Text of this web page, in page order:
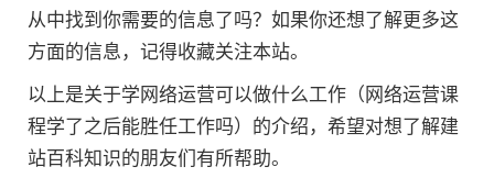
从中找到你需要的信息了吗？如果你还想了解更多这
方面的信息，记得收藏关注本站。
以上是关于学网络运营可以做什么工作（网络运营课
程学了之后能胜任工作吗）的介绍，希望对想了解建
站百科知识的朋友们有所帮助。